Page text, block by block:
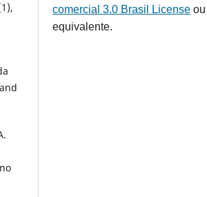
comercial 3.0 Brasil License
equivalente.